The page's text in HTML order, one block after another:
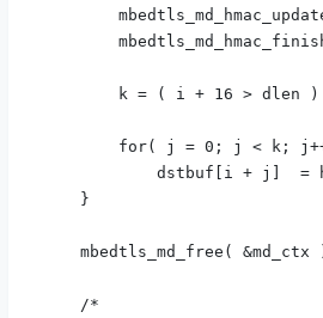
mbedtls_md_hmac_update(
mbedtls_md_hmac_finish(
k = ( i + 16 > dlen ) ?
for( j = 0; j < k;
dstbuf[i + j]  =
}
mbedtls_md_free( &md_ctx
/*